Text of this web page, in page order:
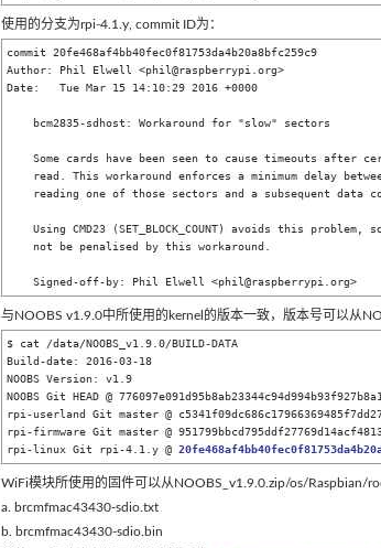
使用的分支为rpi-4.1.y, commit ID为：
commit 20fe468af4bb40fec0f81753da4b20a8bfc259c9
Author: Phil Elwell <phil@raspberrypi.org>
Date:   Tue Mar 15 14:10:29 2016 +0000
与NOOBS v1.9.0中所使用的kernel的版本一致，版本号可以从
$ cat /data/NOOBS_v1.9.0/BUILD-DATA
Build-date: 2016-03-18
NOOBS Version: v1.9
NOOBS Git HEAD @ 776097e091d95b8ab23344c94d994b93f927b8a1
rpi-userland Git master @
rpi-firmware Git master @
rpi-linux Git rpi-4.1.y @
WiFi模块所使用的固件可以从NOOBS_v1.9.0.zip/os/Raspbian/
a. brcmfmac43430-sdio.txt
b. brcmfmac43430-sdio.bin